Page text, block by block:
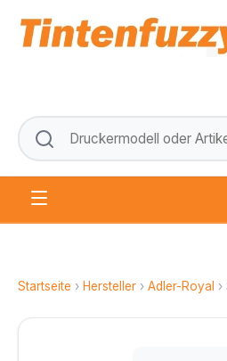
Startseite › Hersteller › Adler-Royal ›